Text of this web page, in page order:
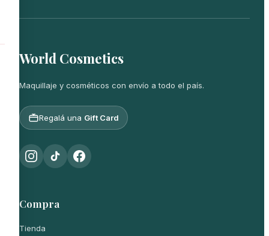
World Cosmetics
Maquillaje y cosméticos con envío a todo el país.
Regalá una Gift Card
Compra
Tienda